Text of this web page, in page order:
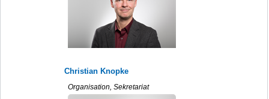
Christian Knopke
Organisation, Sekretariat